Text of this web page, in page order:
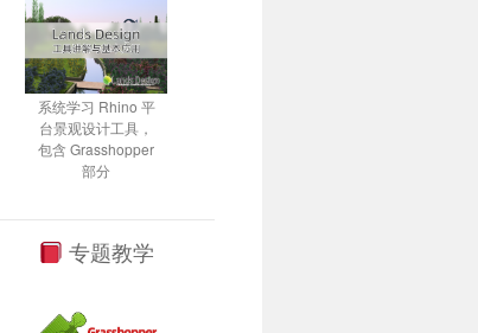
系统学习 Rhino 平
台景观设计工具，
包含 Grasshopper
部分
专题教学